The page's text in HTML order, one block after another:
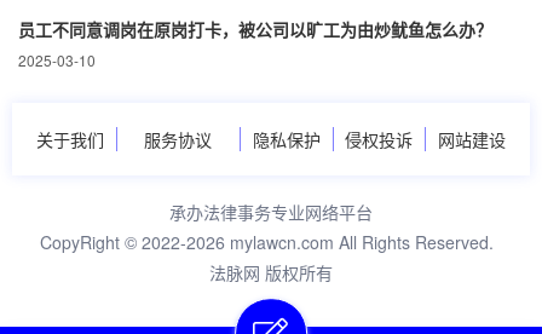
员工不同意调岗在原岗打卡，被公司以旷工为由炒鱿鱼怎么办？
2025-03-10
关于我们 服务协议 隐私保护 侵权投诉 网站建设
承办法律事务专业网络平台
CopyRight © 2022-2026 mylawcn.com All Rights Reserved.
法脉网 版权所有